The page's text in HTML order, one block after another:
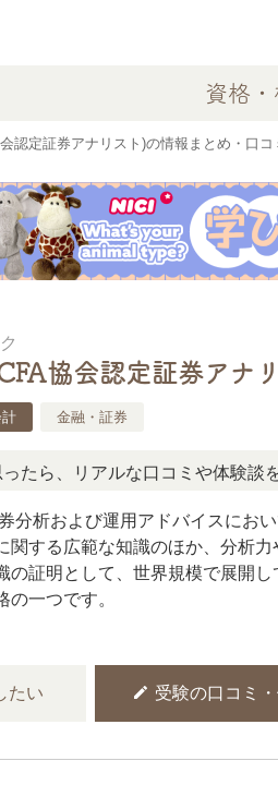
資格・
認定証券アナリスト)の情報まとめ・口コ
協会認定証券アナ
金融・証券
アルな口コミや体験談をチェッ
析および運用アドバイスにお
関する広範な知識のほか、分析
の証明として、世界規模で展開
の一つです。
たい edit 受験の口コミ